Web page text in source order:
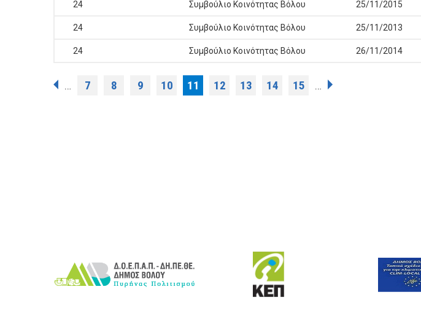
24 Συμβούλιο Κοινότητας Βόλου 25/11/2015
24 Συμβούλιο Κοινότητας Βόλου 25/11/2013
24 Συμβούλιο Κοινότητας Βόλου 26/11/2014
Σελίδες
… 7 8 9 10 11 12 13 14 15 …